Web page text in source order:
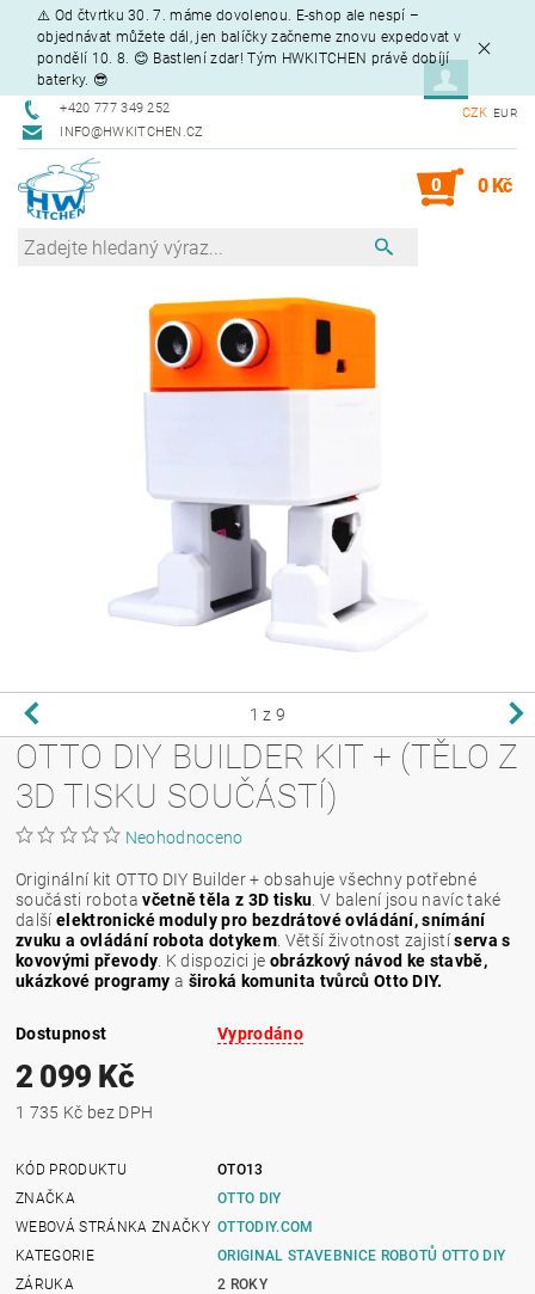
⚠️ Od čtvrtku 30. 7. máme dovolenou. E-shop ale nespí –
objednávat můžete dál, jen balíčky začneme znovu expedovat v
pondělí 10. 8. 😊 Bastlení zdar! Tým HWKITCHEN právě dobíjí
baterky. 😎
+420 777 349 252
INFO@HWKITCHEN.CZ
CZK EUR
0 0 Kč
1 z 9
OTTO DIY BUILDER KIT + (TĚLO Z
3D TISKU SOUČÁSTÍ)
Neohodnoceno
Originální kit OTTO DIY Builder + obsahuje všechny potřebné
součásti robotavčetně těla z 3D tisku V balení jsou navíc také
dalšíelektronické moduly pro bezdrátové ovládání, snímání
zvuku a ovládání robota dotykem . Větší životnost zajistíserva s
kovovými převody K dispozici je obrázkový návod ke stavbě,
ukázkové programy a široká komunita tvůrců Otto DIY.
Dostupnost Vyprodáno
2 099 Kč
1 735 Kč bez DPH
KÓD PRODUKTU
OTO13
ZNAČKA
OTTO DIY
WEBOVÁ STRÁNKA ZNAČKY OTTODIY.COM
KATEGORIE
ORIGINAL STAVEBNICE ROBOTŮ OTTO DIY
ZÁRUKA
2 ROKY